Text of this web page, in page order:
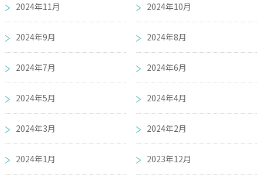
2024年11月 2024年10月
2024年9月 2024年8月
2024年7月 2024年6月
2024年5月 2024年4月
2024年3月 2024年2月
2024年1月 2023年12月